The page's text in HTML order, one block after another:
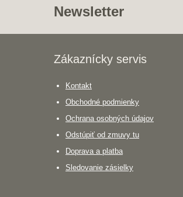
Newsletter
Zákaznícky servis
Kontakt
Obchodné podmienky
Ochrana osobných údajov
Odstúpiť od zmuvy tu
Doprava a platba
Sledovanie zásielky